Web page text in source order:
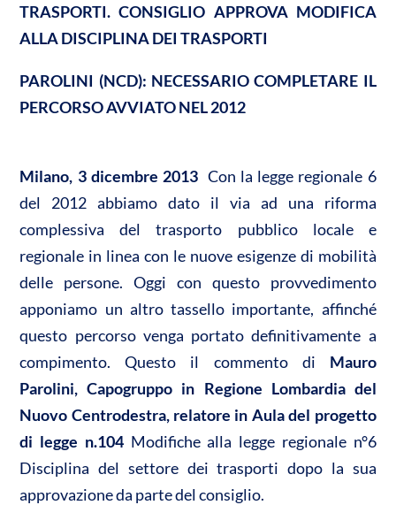
s
A
p
p
b
o
o
k
er
n
di
vi
di
TRASPORTI. CONSIGLIO APPROVA MODIFICA
ALLA DISCIPLINA DEI TRASPORTI
PAROLINI (NCD): NECESSARIO COMPLETARE IL
PERCORSO AVVIATO NEL 2012
Milano, 3 dicembre 2013  Con la legge regionale 6
del 2012 abbiamo dato il via ad una riforma
complessiva del trasporto pubblico locale e
regionale in linea con le nuove esigenze di mobilità
delle persone. Oggi con questo provvedimento
apponiamo un altro tassello importante, affinché
questo percorso venga portato definitivamente a
compimento. Questo il commento di Mauro
Parolini, Capogruppo in Regione Lombardia del
Nuovo Centrodestra, relatore in Aula del progetto
di legge n.104Modifiche alla legge regionale n°6
Disciplina del settore dei trasporti dopo la sua
approvazione da parte del consiglio.